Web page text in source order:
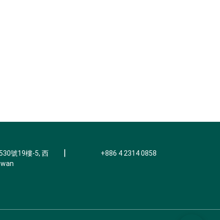
號19樓-5, 西
| +886 4 2314 0858